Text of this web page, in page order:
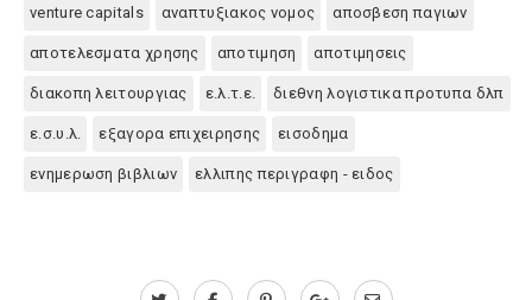
venture capitals αναπτυξιακος νομος αποσβεση παγιων
αποτελεσματα χρησης αποτιμηση αποτιμησεις
διακοπη λειτουργιας ε.λ.τ.ε. διεθνη λογιστικα προτυπα δλπ
ε.σ.υ.λ. εξαγορα επιχειρησης εισοδημα
ενημερωση βιβλιων ελλιπης περιγραφη - ειδος